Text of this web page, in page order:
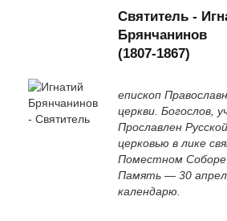
Святитель -
Брянчанинов
(1807-1867)
епископ
церкви. Богослов,
Прославлен
церковью в лике
Поместном Соборе
Память — 30
календарю.